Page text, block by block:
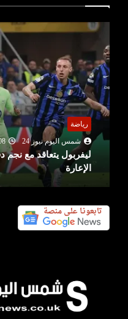
رياضة
شمس اليوم نيوز 24
08
ليفربول يتعاقد مع
الإعارة